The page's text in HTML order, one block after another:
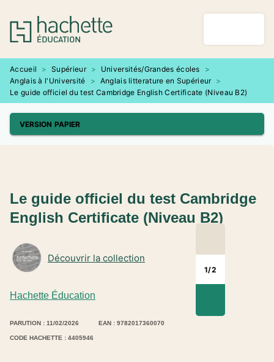
MENU RECHERCHE
PIED DE PAGE
Accueil > Supérieur > Universités/Grandes écoles
>
Anglais à l'Université
> Anglais litterature en Supérieur >
Le guide officiel du test Cambridge English Certificate (Niveau B2)
VERSION PAPIER
1/2
Hachette Éducation
Découvrir la collection
Le guide officiel du test Cambridge
English Certificate (Niveau B2)
PARUTION : 11/02/2026 EAN : 9782017360070
CODE HACHETTE : 4405946